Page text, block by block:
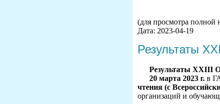
(для просмотра полной
Дата: 2023-04-19
Результаты
Результаты XXIII
20 марта 2023 г. в
чтения (с
организаций и